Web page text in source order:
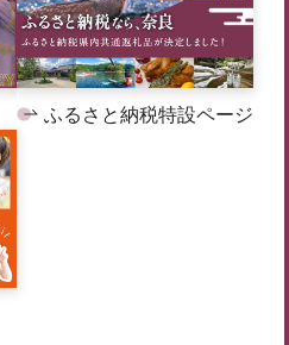
ふるさと納税特設ページ